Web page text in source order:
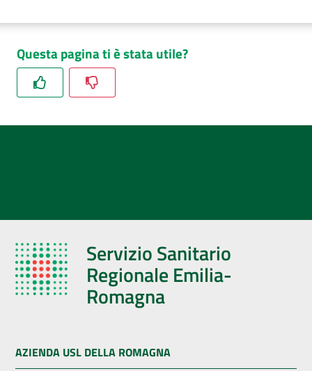
Servizi
Luoghi di
cura
AUSL
Questa pagina ti è stata utile?
Servizio Sanitario
Regionale Emilia-
Romagna
AZIENDA USL DELLA ROMAGNA